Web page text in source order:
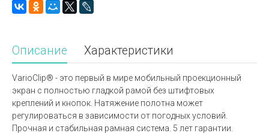
Описание Характеристики
VarioClip® - это первый в мире мобильный проекционный
экран с полностью гладкой рамой без штифтовых
креплений и кнопок. Натяжение полотна может
регулироваться в зависимости от погодных условий.
Прочная и стабильная рамная система. 5 лет гарантии.